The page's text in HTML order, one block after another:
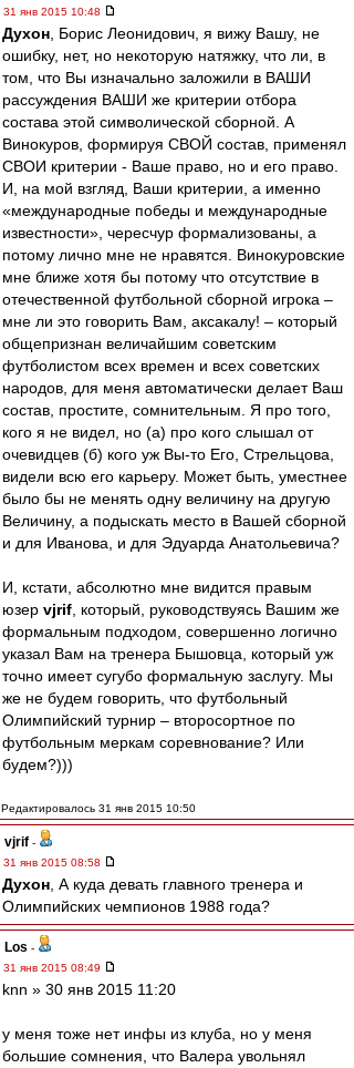
31 янв 2015 10:48
Духон , Борис Леонидович, я вижу Вашу, не
ошибку, нет, но некоторую натяжку, что ли, в
том, что Вы изначально заложили в ВАШИ
рассуждения ВАШИ же критерии отбора
состава этой символической сборной. А
Винокуров, формируя СВОЙ состав, применял
СВОИ критерии - Ваше право, но и его право.
И, на мой взгляд, Ваши критерии, а именно
«международные победы и международные
известности», чересчур формализованы, а
потому лично мне не нравятся. Винокуровские
мне ближе хотя бы потому что отсутствие в
отечественной футбольной сборной игрока –
мне ли это говорить Вам, аксакалу! – который
общепризнан величайшим советским
футболистом всех времен и всех советских
народов, для меня автоматически делает Ваш
состав, простите, сомнительным. Я про того,
кого я не видел, но (а) про кого слышал от
очевидцев (б) кого уж Вы-то Его, Стрельцова,
видели всю его карьеру. Может быть, уместнее
было бы не менять одну величину на другую
Величину, а подыскать место в Вашей сборной
и для Иванова, и для Эдуарда Анатольевича?
И, кстати, абсолютно мне видится правым
юзер vjrif , который, руководствуясь Вашим же
формальным подходом, совершенно логично
указал Вам на тренера Бышовца, который уж
точно имеет сугубо формальную заслугу. Мы
же не будем говорить, что футбольный
Олимпийский турнир – второсортное по
футбольным меркам соревнование? Или
будем?)))
Редактировалось 31 янв 2015 10:50
vjrif -
31 янв 2015 08:58
Духон , А куда девать главного тренера и
Олимпийских чемпионов 1988 года?
Los -
31 янв 2015 08:49
knn » 30 янв 2015 11:20
у меня тоже нет инфы из клуба, но у меня
большие сомнения, что Валера увольнял